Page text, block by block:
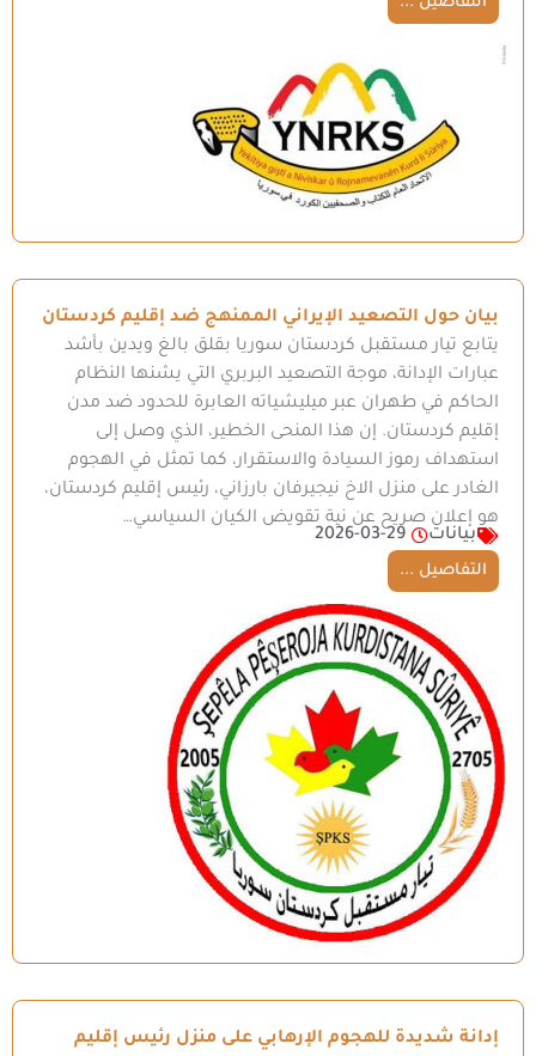
بيان حول التصعيد الإيراني الممنهج ضد إقليم كردستان
يتابع تيار مستقبل كردستان سوريا بقلق بالغ ويدين بأشد
عبارات الإدانة، موجة التصعيد البربري التي يشنها النظام
الحاكم في طهران عبر ميليشياته العابرة للحدود ضد مدن
إقليم كردستان. إن هذا المنحى الخطير، الذي وصل إلى
استهداف رموز السيادة والاستقرار، كما تمثل في الهجوم
الغادر على منزل الاخ نيجيرفان بارزاني، رئيس إقليم كردستان،
هو إعلان صريح عن نية تقويض الكيان السياسي…
بيانات
2026-03-29
التفاصيل ...
إدانة شديدة للهجوم الإرهابي على منزل رئيس إقليم